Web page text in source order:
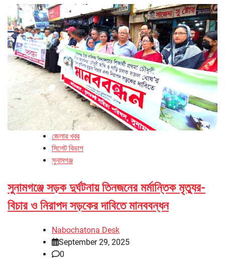
জেলার খবর
সিলেট বিভাগ
সুনামগঞ্জ
সুনামগঞ্জে সড়ক দুর্ঘটনায় তিনজনের মর্মান্তিক মৃত্যুর-
বিচার ও নিরাপদ সড়কের দাবিতে মানববন্ধন
Nabochatona Desk
September 29, 2025
0